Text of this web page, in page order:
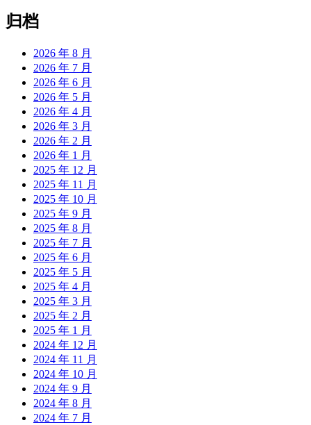
归档
2026 年 8 月
2026 年 7 月
2026 年 6 月
2026 年 5 月
2026 年 4 月
2026 年 3 月
2026 年 2 月
2026 年 1 月
2025 年 12 月
2025 年 11 月
2025 年 10 月
2025 年 9 月
2025 年 8 月
2025 年 7 月
2025 年 6 月
2025 年 5 月
2025 年 4 月
2025 年 3 月
2025 年 2 月
2025 年 1 月
2024 年 12 月
2024 年 11 月
2024 年 10 月
2024 年 9 月
2024 年 8 月
2024 年 7 月